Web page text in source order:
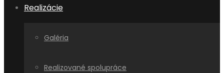
Realizácie
Galéria
Realizované spolupráce